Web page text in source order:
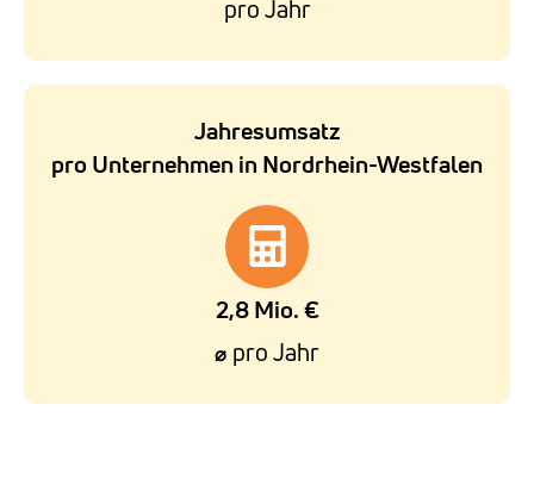
pro Jahr
Jahresumsatz
pro Unternehmen in Nordrhein-Westfalen
2,8 Mio. €
⌀ pro Jahr